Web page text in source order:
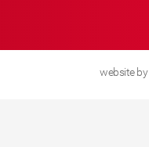
website by